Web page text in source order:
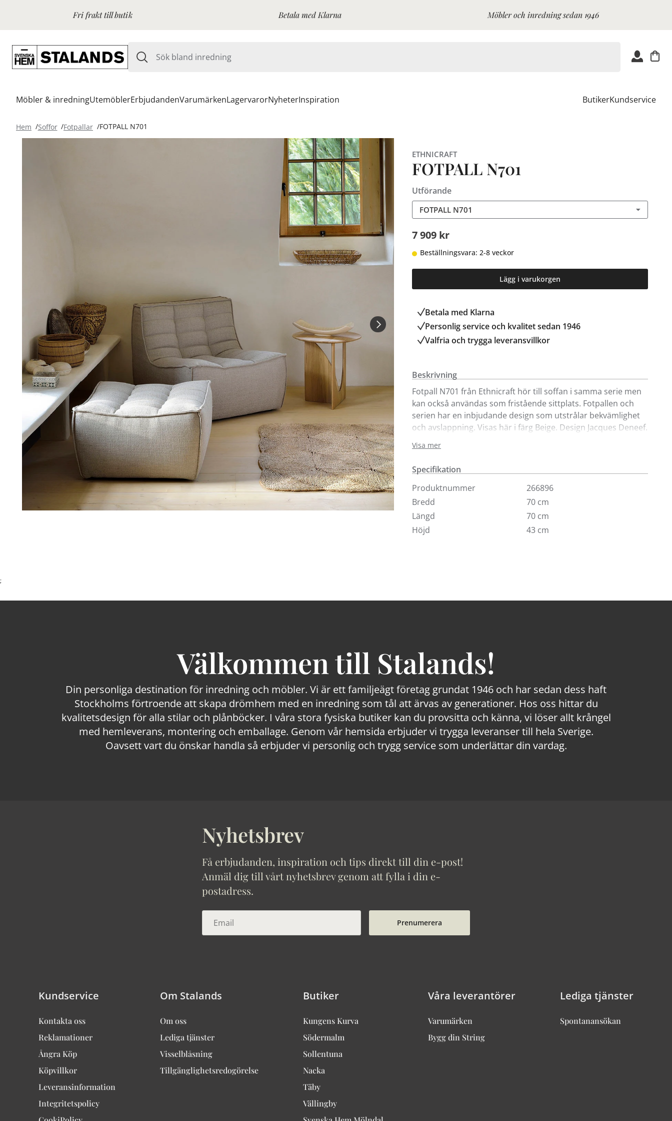
Fri frakt till butik Betala med Klarna Möbler och inredning sedan 1946
Möbler & inredningUtemöblerErbjudandenVarumärkenLagervarorNyheterInspiration ButikerKundservice
Hem Soffor Fotpallar FOTPALL N701
ETHNICRAFT
FOTPALL N701
Utförande
FOTPALL N701
7 909 kr
Beställningsvara: 2-8 veckor
Lägg i varukorgen
Betala med Klarna
Personlig service och kvalitet sedan 1946
Valfria och trygga leveransvillkor
Beskrivning
Fotpall N701 från Ethnicraft hör till soffan i samma serie men
kan också användas som fristående sittplats. Fotpallen och
serien har en inbjudande design som utstrålar bekvämlighet
och avslappning. Visas här i färg Beige. Design Jacques Deneef.
Visas i vår utställning i butiken på Södermalm.
Visa mer
Specifikation
Produktnummer
266896
Bredd
70 cm
Längd
70 cm
Höjd
43 cm
;
Välkommen till Stalands!
Din personliga destination för inredning och möbler. Vi är ett familjeägt företag grundat 1946 och har sedan dess haft
Stockholms förtroende att skapa drömhem med en inredning som tål att ärvas av generationer. Hos oss hittar du
kvalitetsdesign för alla stilar och plånböcker. I våra stora fysiska butiker kan du provsitta och känna, vi löser allt krångel
med hemleverans, montering och emballage. Genom vår hemsida erbjuder vi trygga leveranser till hela Sverige.
Oavsett vart du önskar handla så erbjuder vi personlig och trygg service som underlättar din vardag.
Nyhetsbrev
Få erbjudanden, inspiration och tips direkt till din e-post!
Anmäl dig till vårt nyhetsbrev genom att fylla i din e-
postadress.
Prenumerera
Kundservice
Kontakta oss
Reklamationer
Ångra Köp
Köpvillkor
Leveransinformation
Integritetspolicy
Om Stalands
Om oss
Lediga tjänster
Visselblåsning
Tillgänglighetsredogörelse
Butiker
Kungens Kurva
Södermalm
Sollentuna
Nacka
Täby
Vällingby
Våra leverantörer
Varumärken
Bygg din String
Lediga tjänster
Spontanansökan